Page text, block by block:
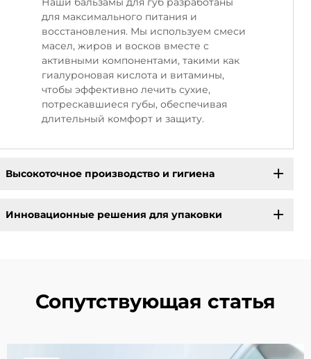
для максимального питания и
восстановления. Мы используем смеси
масел, жиров и восков вместе с
активными компонентами, такими как
гиалуроновая кислота и витамины,
чтобы эффективно лечить сухие,
потрескавшиеся губы, обеспечивая
длительный комфорт и защиту.
Высокоточное производство и гигиена
Инновационные решения для упаковки
Сопутствующая статья